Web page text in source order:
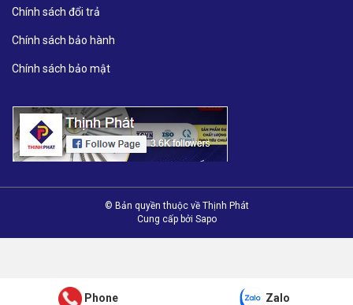
Chính sách đổi trả
Chính sách bảo hành
Chính sách bảo mật
© Bản quyền thuộc về Thịnh Phát
Cung cấp bởi Sapo
Phone Zalo